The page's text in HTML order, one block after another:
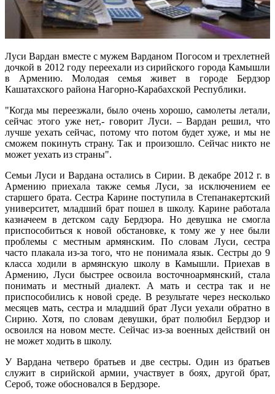
Луси Вардан вместе с мужем Варданом Погосом и трехлетней
дочкой в 2012 году переехали из сирийского города Камышли
в Армению. Молодая семья живет в городе Бердзор
Кашатахского района Нагорно-Карабахской Республики.
"Когда мы переезжали, было очень хорошо, самолеты летали,
сейчас этого уже нет,- говорит Луси. – Вардан решил, что
лучше уехать сейчас, потому что потом будет хуже, и мы не
сможем покинуть страну. Так и произошло. Сейчас никто не
может уехать из страны".
Семьи Луси и Вардана остались в Сирии. В декабре 2012 г. в
Армению приехала также семья Луси, за исключением ее
старшего брата. Сестра Карине поступила в Степанакертский
университет, младший брат пошел в школу. Карине работала
казначеем в детском саду Бердзора. Но девушка не смогла
приспособиться к новой обстановке, к тому же у нее были
проблемы с местным армянским. По словам Луси, сестра
часто плакала из-за того, что не понимала язык. Сестры до 9
класса ходили в армянскую школу в Камышли. Приехав в
Армению, Луси быстрее освоила восточноармянский, стала
понимать и местный диалект. А мать и сестра так и не
приспособились к новой среде. В результате через несколько
месяцев мать, сестра и младший брат Луси уехали обратно в
Сирию. Хотя, по словам девушки, брат полюбил Бердзор и
освоился на новом месте. Сейчас из-за военных действий он
не может ходить в школу.
У Вардана четверо братьев и две сестры. Один из братьев
служит в сирийской армии, участвует в боях, другой брат,
Сероб, тоже обосновался в Бердзоре.